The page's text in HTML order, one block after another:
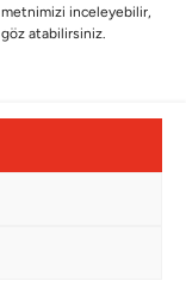
metnimizi inceleyebilir,
atabilirsiniz.